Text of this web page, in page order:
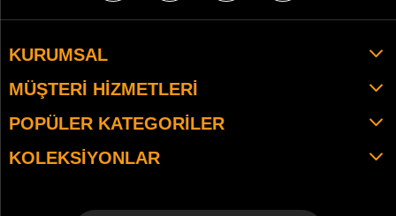
KURUMSAL
MÜŞTERI HIZMETLERI
POPÜLER KATEGORILER
KOLEKSIYONLAR